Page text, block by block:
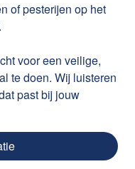
of pesterijen op het
voor een veilige,
te doen. Wij luisteren
past bij jouw